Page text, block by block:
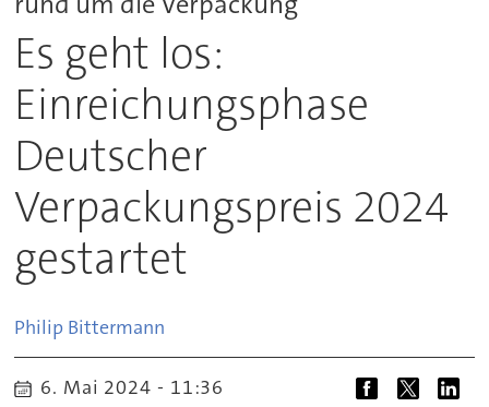
Es geht los:
Einreichungsphase
Deutscher
Verpackungspreis 2024
gestartet
Philip Bittermann
6. Mai 2024 - 11:36